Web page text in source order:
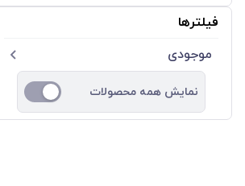
فیلترها
موجودی
نمایش همه محصولات